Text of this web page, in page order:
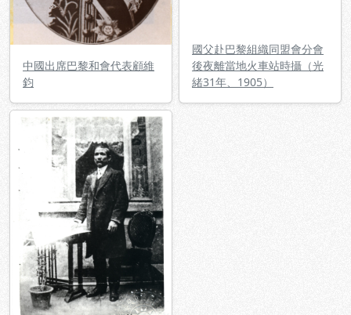
中國出席巴黎和會代表顧維
鈞
國父赴巴黎組織同盟會分會
後夜離當地火車站時攝（光
緒31年、1905）